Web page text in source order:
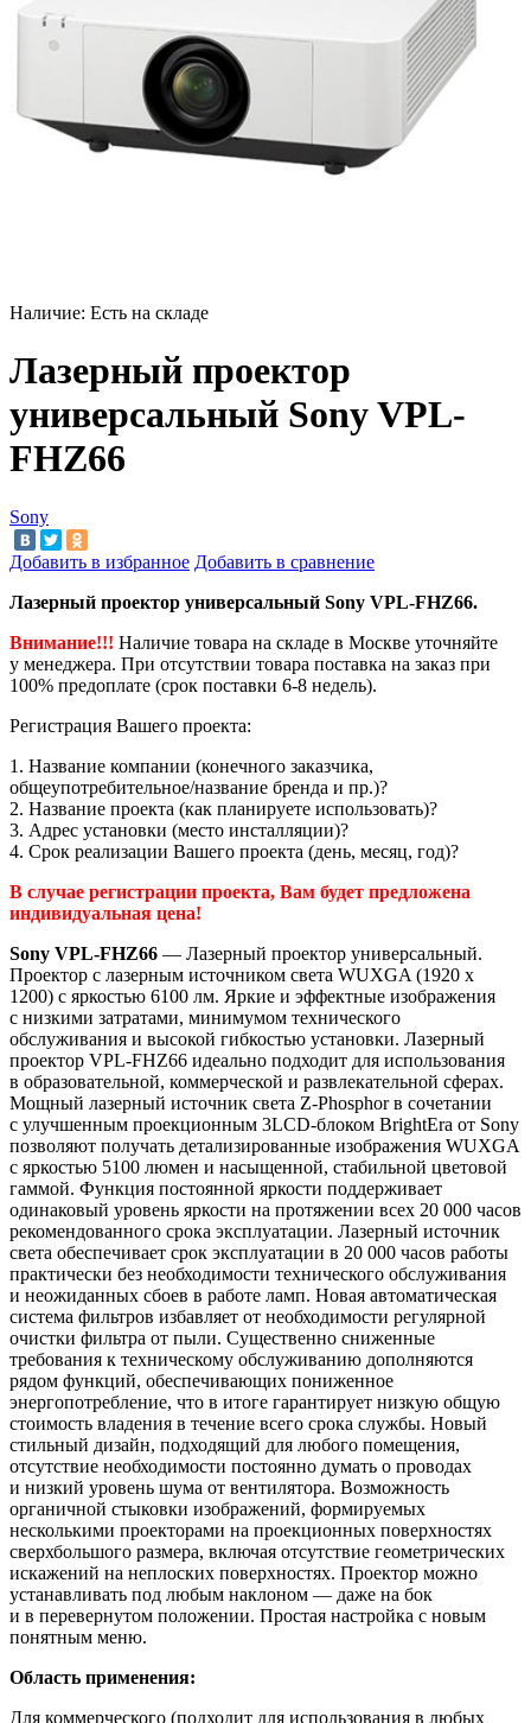
Наличие: Есть на складе
Лазерный проектор
универсальный Sony VPL-
FHZ66
Sony
Добавить в избранное Добавить в сравнение
Лазерный проектор универсальный Sony VPL-FHZ66.
Внимание!!! Наличие товара на складе в Москве уточняйте
у менеджера. При отсутствии товара поставка на заказ при
100% предоплате (срок поставки 6-8 недель).
Регистрация Вашего проекта:
1. Название компании (конечного заказчика,
общеупотребительное/название бренда и пр.)?
2. Название проекта (как планируете использовать)?
3. Адрес установки (место инсталляции)?
4. Срок реализации Вашего проекта (день, месяц, год)?
В случае регистрации проекта, Вам будет предложена
индивидуальная цена!
Sony VPL-FHZ66 — Лазерный проектор универсальный.
Проектор с лазерным источником света WUXGA (1920 x
1200) с яркостью 6100 лм. Яркие и эффектные изображения
с низкими затратами, минимумом технического
обслуживания и высокой гибкостью установки. Лазерный
проектор VPL-FHZ66 идеально подходит для использования
в образовательной, коммерческой и развлекательной сферах.
Мощный лазерный источник света Z-Phosphor в сочетании
с улучшенным проекционным 3LCD-блоком BrightEra от Sony
позволяют получать детализированные изображения WUXGA
с яркостью 5100 люмен и насыщенной, стабильной цветовой
гаммой. Функция постоянной яркости поддерживает
одинаковый уровень яркости на протяжении всех 20 000 часов
рекомендованного срока эксплуатации. Лазерный источник
света обеспечивает срок эксплуатации в 20 000 часов работы
практически без необходимости технического обслуживания
и неожиданных сбоев в работе ламп. Новая автоматическая
система фильтров избавляет от необходимости регулярной
очистки фильтра от пыли. Существенно сниженные
требования к техническому обслуживанию дополняются
рядом функций, обеспечивающих пониженное
энергопотребление, что в итоге гарантирует низкую общую
стоимость владения в течение всего срока службы. Новый
стильный дизайн, подходящий для любого помещения,
отсутствие необходимости постоянно думать о проводах
и низкий уровень шума от вентилятора. Возможность
органичной стыковки изображений, формируемых
несколькими проекторами на проекционных поверхностях
сверхбольшого размера, включая отсутствие геометрических
искажений на неплоских поверхностях. Проектор можно
устанавливать под любым наклоном — даже на бок
и в перевернутом положении. Простая настройка с новым
понятным меню.
Область применения:
Для коммерческого (подходит для использования в любых